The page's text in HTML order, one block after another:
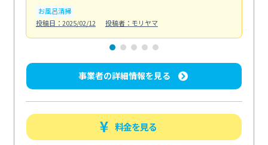
お風呂清掃
投稿日：2025/02/12
投稿者：モリヤマ
事業者の詳細情報を見る
料金を見る